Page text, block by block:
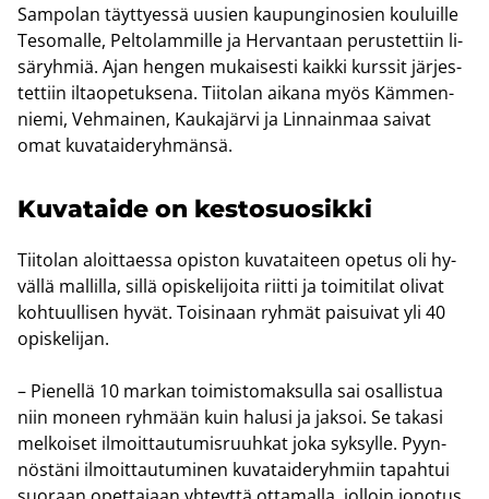
Sam­po­lan täyt­tyes­sä uusien kau­pun­gi­no­sien kou­luil­le
Te­so­mal­le, Pel­to­lam­mil­le ja Her­van­taan pe­rus­tet­tiin li­
sä­ryh­miä. Ajan hen­gen mu­kai­ses­ti kaik­ki kurs­sit jär­jes­
tet­tiin il­tao­pe­tuk­se­na. Tii­to­lan ai­ka­na myös Käm­men­
nie­mi, Veh­mai­nen, Kau­ka­jär­vi ja Lin­nain­maa sai­vat
omat ku­va­tai­de­ryh­män­sä.
Ku­va­tai­de on kes­to­suo­sik­ki
Tii­to­lan aloit­taes­sa opis­ton ku­va­tai­teen ope­tus oli hy­
väl­lä mal­lil­la, sillä opis­ke­li­joi­ta riit­ti ja toi­mi­ti­lat oli­vat
koh­tuul­li­sen hyvät. Toi­si­naan ryh­mät pai­sui­vat yli 40
opis­ke­li­jan.
– Pie­nel­lä 10 mar­kan toi­mis­to­mak­sul­la sai osal­lis­tua
niin mo­neen ryh­mään kuin ha­lusi ja jak­soi. Se ta­ka­si
mel­koi­set il­moit­tau­tu­mis­ruuh­kat joka syk­syl­le. Pyyn­
nös­tä­ni il­moit­tau­tu­mi­nen ku­va­tai­de­ryh­miin ta­pah­tui